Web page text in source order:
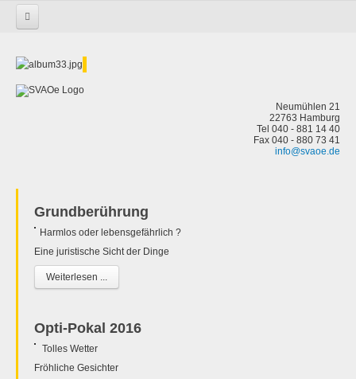
Neumühlen 21
22763 Hamburg
Tel 040 - 881 14 40
Fax 040 - 880 73 41
info@svaoe.de
Grundberührung
Harmlos oder lebensgefährlich ?
Eine juristische Sicht der Dinge
Weiterlesen ...
Opti-Pokal 2016
Tolles Wetter
Fröhliche Gesichter